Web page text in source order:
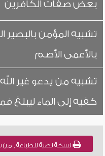
بعض صفات الكافرين
تشبيه المؤمن بالبصير
بالأعمى الأصم
تشبيه من يدعو غير
كفيه إلى الماء ليبلغ
نسخة نصية للطباعة , من